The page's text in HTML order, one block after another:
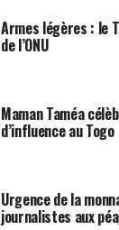
Armes légères : le
de l’ONU
Maman Taméa
d’influence au Togo
Urgence de la
journalistes aux